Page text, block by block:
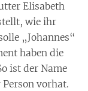
Elisabeth
wie ihr
„Johannes“
haben die
ist der Name
vorhat.